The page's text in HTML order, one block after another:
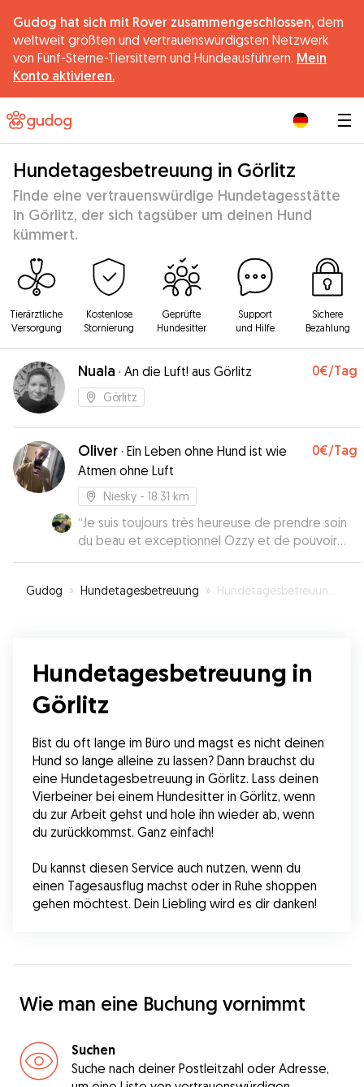
Gudog hat sich mit Rover zusammengeschlossen, dem
weltweit größten und vertrauenswürdigsten Netzwerk
von Fünf-Sterne-Tiersittern und Hundeausführern. Mein
Konto aktivieren.
Hundetagesbetreuung in Görlitz
Finde eine vertrauenswürdige Hundetagesstätte
in Görlitz, der sich tagsüber um deinen Hund
kümmert.
Tierärztliche
Versorgung
Kostenlose
Stornierung
Geprüfte
Hundesitter
Support
und Hilfe
Sichere
Bezahlung
Nuala · An die Luft! aus Görlitz 0€/Tag
Görlitz
Oliver · Ein Leben ohne Hund ist wie
Atmen ohne Luft
0€/Tag
Niesky - 18.31 km
“Je suis toujours très heureuse de prendre soin
du beau et exceptionnel Ozzy et de pouvoir
passer du temps en sa compagnie ! 😃 Sa
❤️ Merci beaucoup Emily pour cette confiance,
Gudog » Hundetagesbetreuung » Hundetagesbetreuung in Görlitz
Hundetagesbetreuung in
Görlitz
Bist du oft lange im Büro und magst es nicht deinen
Hund so lange alleine zu lassen? Dann brauchst du
eine Hundetagesbetreuung in Görlitz. Lass deinen
Vierbeiner bei einem Hundesitter in Görlitz, wenn
du zur Arbeit gehst und hole ihn wieder ab, wenn
du zurückkommst. Ganz einfach!
Du kannst diesen Service auch nutzen, wenn du
einen Tagesausflug machst oder in Ruhe shoppen
gehen möchtest. Dein Liebling wird es dir danken!
Wie man eine Buchung vornimmt
Suchen
Suche nach deiner Postleitzahl oder Adresse,